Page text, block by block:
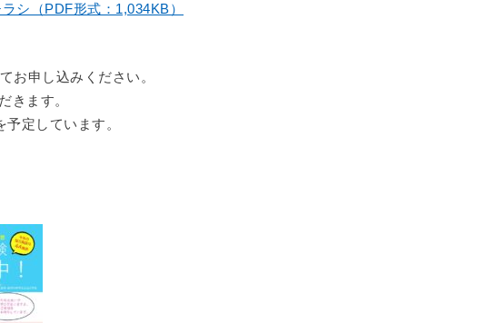
シ（PDF形式：1,034KB）
お申し込みください。
きます。
定しています。